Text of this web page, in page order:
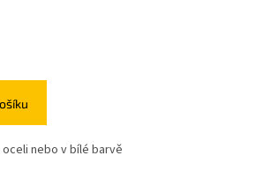
nebo v bílé barvě